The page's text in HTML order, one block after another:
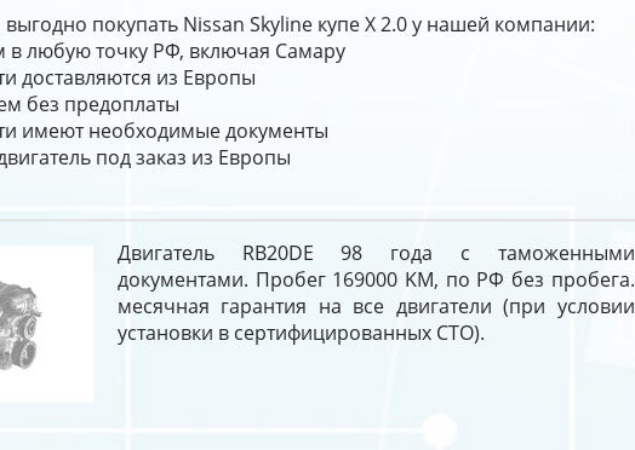
покупать Nissan Skyline купе X 2.0 у нашей компании:
в любую точку РФ, включая Самару
доставляются из Европы
без предоплаты
имеют необходимые документы
под заказ из Европы
Двигатель RB20DE 98 года с таможенными
документами. Пробег 169000 KM, по РФ без пробега.
месячная гарантия на все двигатели (при условии
установки в сертифицированных СТО).